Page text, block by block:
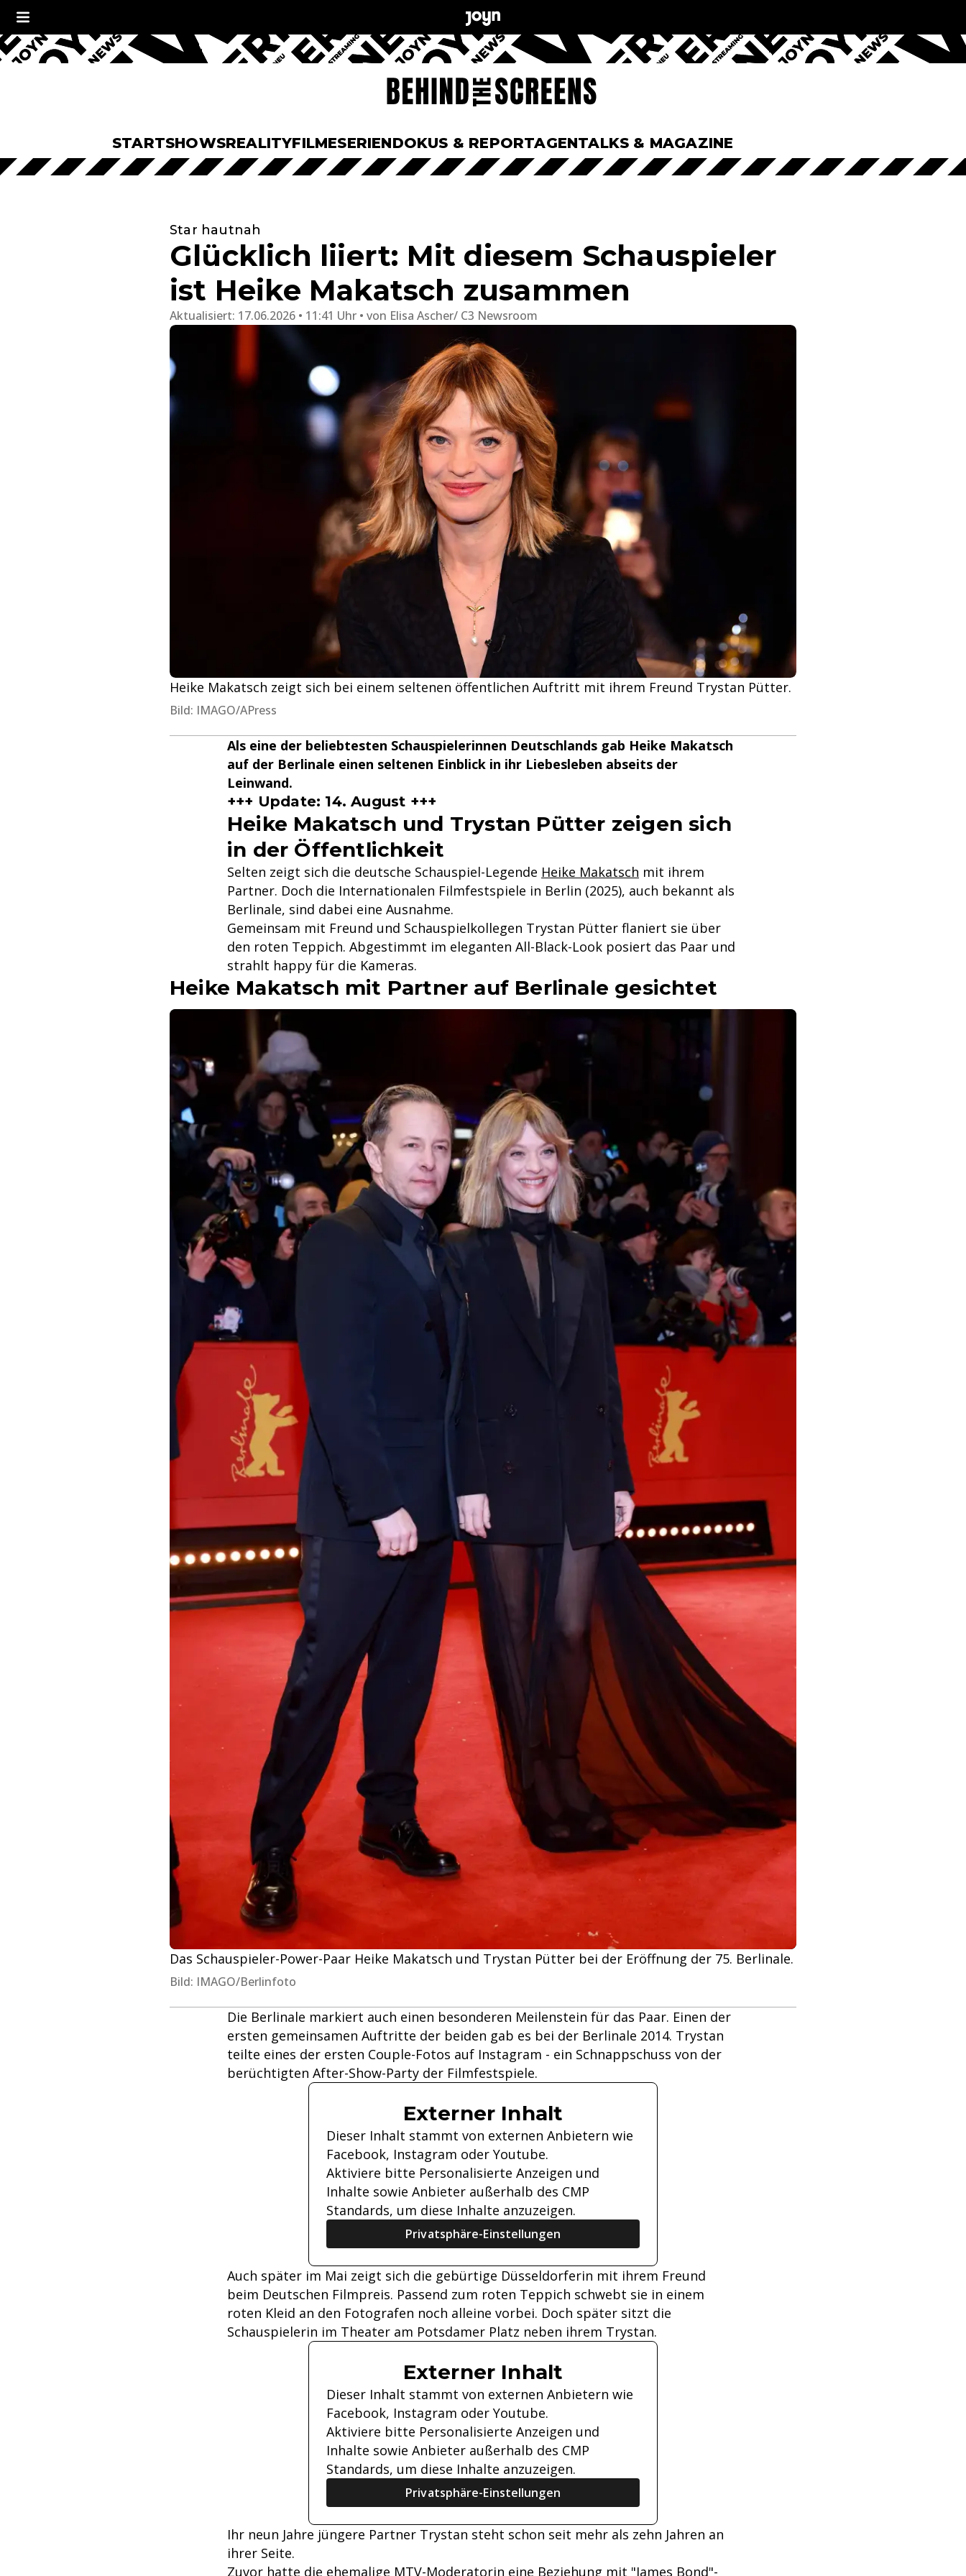
STARTSHOWSREALITYFILMESERIENDOKUS & REPORTAGENTALKS & MAGAZINE
Star hautnah
Glücklich liiert: Mit diesem Schauspieler
ist Heike Makatsch zusammen
Aktualisiert: 17.06.2026 • 11:41 Uhr von Elisa Ascher/ C3 Newsroom
Heike Makatsch zeigt sich bei einem seltenen öffentlichen Auftritt mit ihrem Freund Trystan Pütter.
Bild: IMAGO/APress
Als eine der beliebtesten Schauspielerinnen Deutschlands gab Heike Makatsch
auf der Berlinale einen seltenen Einblick in ihr Liebesleben abseits der
Leinwand.
+++ Update: 14. August +++
Heike Makatsch und Trystan Pütter zeigen sich
in der Öffentlichkeit
Selten zeigt sich die deutsche Schauspiel-Legende Heike Makatsch mit ihrem
Partner. Doch die Internationalen Filmfestspiele in Berlin (2025), auch bekannt als
Berlinale, sind dabei eine Ausnahme.
Gemeinsam mit Freund und Schauspielkollegen Trystan Pütter flaniert sie über
den roten Teppich. Abgestimmt im eleganten All-Black-Look posiert das Paar und
strahlt happy für die Kameras.
Heike Makatsch mit Partner auf Berlinale gesichtet
Das Schauspieler-Power-Paar Heike Makatsch und Trystan Pütter bei der Eröffnung der 75. Berlinale.
Bild: IMAGO/Berlinfoto
Die Berlinale markiert auch einen besonderen Meilenstein für das Paar. Einen der
ersten gemeinsamen Auftritte der beiden gab es bei der Berlinale 2014. Trystan
teilte eines der ersten Couple-Fotos auf Instagram - ein Schnappschuss von der
berüchtigten After-Show-Party der Filmfestspiele.
Externer Inhalt
Dieser Inhalt stammt von externen Anbietern wie
Facebook, Instagram oder Youtube.
Aktiviere bitte Personalisierte Anzeigen und
Inhalte sowie Anbieter außerhalb des CMP
Standards, um diese Inhalte anzuzeigen.
Privatsphäre-Einstellungen
Auch später im Mai zeigt sich die gebürtige Düsseldorferin mit ihrem Freund
beim Deutschen Filmpreis. Passend zum roten Teppich schwebt sie in einem
roten Kleid an den Fotografen noch alleine vorbei. Doch später sitzt die
Schauspielerin im Theater am Potsdamer Platz neben ihrem Trystan.
Externer Inhalt
Dieser Inhalt stammt von externen Anbietern wie
Facebook, Instagram oder Youtube.
Aktiviere bitte Personalisierte Anzeigen und
Inhalte sowie Anbieter außerhalb des CMP
Standards, um diese Inhalte anzuzeigen.
Privatsphäre-Einstellungen
Ihr neun Jahre jüngere Partner Trystan steht schon seit mehr als zehn Jahren an
ihrer Seite.
Zuvor hatte die ehemalige MTV-Moderatorin eine Beziehung mit "James Bond"-